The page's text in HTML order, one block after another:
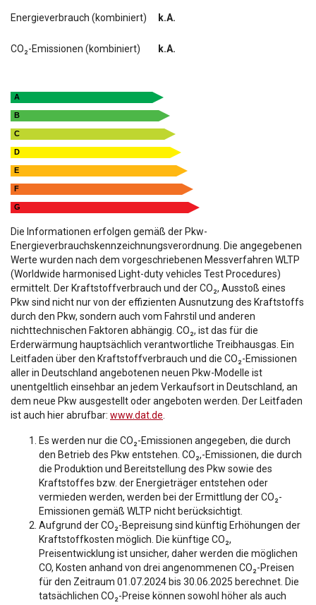
Energieverbrauch (kombiniert) k.A.
CO₂-Emissionen (kombiniert) k.A.
A
B
C
D
E
F
G
Die Informationen erfolgen gemäß der Pkw-
Energieverbrauchskennzeichnungsverordnung. Die angegebenen
Werte wurden nach dem vorgeschriebenen Messverfahren WLTP
(Worldwide harmonised Light-duty vehicles Test Procedures)
ermittelt. Der Kraftstoffverbrauch und der CO₂, Ausstoß eines
Pkw sind nicht nur von der effizienten Ausnutzung des Kraftstoffs
durch den Pkw, sondern auch vom Fahrstil und anderen
nichttechnischen Faktoren abhängig. CO₂, ist das für die
Erderwärmung hauptsächlich verantwortliche Treibhausgas. Ein
Leitfaden über den Kraftstoffverbrauch und die CO₂-Emissionen
aller in Deutschland angebotenen neuen Pkw-Modelle ist
unentgeltlich einsehbar an jedem Verkaufsort in Deutschland, an
dem neue Pkw ausgestellt oder angeboten werden. Der Leitfaden
ist auch hier abrufbar: www.dat.de.
Es werden nur die CO₂-Emissionen angegeben, die durch
den Betrieb des Pkw entstehen. CO₂,-Emissionen, die durch
die Produktion und Bereitstellung des Pkw sowie des
Kraftstoffes bzw. der Energieträger entstehen oder
vermieden werden, werden bei der Ermittlung der CO₂-
Emissionen gemäß WLTP nicht berücksichtigt.
Aufgrund der CO₂-Bepreisung sind künftig Erhöhungen der
Kraftstoffkosten möglich. Die künftige CO₂,
Preisentwicklung ist unsicher, daher werden die möglichen
CO, Kosten anhand von drei angenommenen CO₂-Preisen
für den Zeitraum 01.07.2024 bis 30.06.2025 berechnet. Die
tatsächlichen CO₂-Preise können sowohl höher als auch